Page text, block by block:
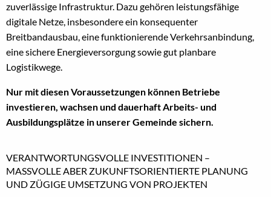
zuverlässige Infrastruktur. Dazu gehören leistungsfähige
digitale Netze, insbesondere ein konsequenter
Breitbandausbau, eine funktionierende Verkehrsanbindung,
eine sichere Energieversorgung sowie gut planbare
Logistikwege.
Nur mit diesen Voraussetzungen können Betriebe
investieren, wachsen und dauerhaft Arbeits- und
Ausbildungsplätze in unserer Gemeinde sichern.
VERANTWORTUNGSVOLLE INVESTITIONEN –
MASSVOLLE ABER ZUKUNFTSORIENTIERTE PLANUNG U
ND ZÜGIGE UMSETZUNG VON PROJEKTEN